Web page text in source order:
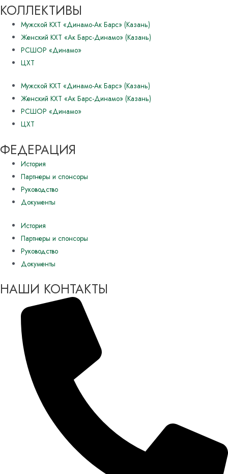
КОЛЛЕКТИВЫ
Мужской КХТ «Динамо-Ак Барс» (Казань)
Женский КХТ «Ак Барс-Динамо» (Казань)
РСШОР «Динамо»
ЦХТ
Мужской КХТ «Динамо-Ак Барс» (Казань)
Женский КХТ «Ак Барс-Динамо» (Казань)
РСШОР «Динамо»
ЦХТ
ФЕДЕРАЦИЯ
История
Партнеры и спонсоры
Руководство
Документы
История
Партнеры и спонсоры
Руководство
Документы
НАШИ КОНТАКТЫ